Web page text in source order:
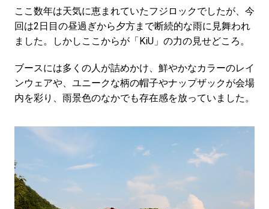
ここ数年は天気に恵まれていたフジロックでしたが、今
回は2日目の昼過ぎから夕方まで断続的な雨に見舞われ
ました。しかしここからが「KiU」の力の見せどころ。
ブースには多くの人が詰めかけ、鮮やかなカラーのレイ
ンウェアや、ユニークな柄の帽子やナップザックが会場
内を彩り、雨景色のなかでも存在感を放っていました。